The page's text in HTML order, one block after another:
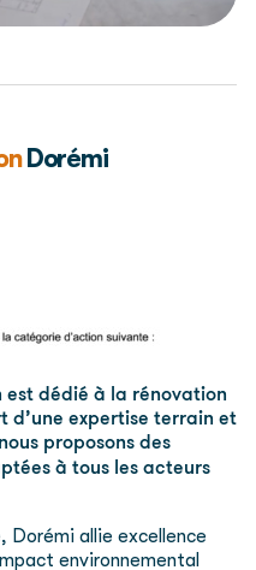
Dorémi
est dédié à la rénovation
d’une expertise terrain et
proposons des
à tous les acteurs
Dorémi allie excellence
environnemental